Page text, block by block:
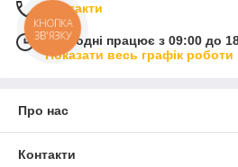
Контакти
Сьогодні працює з 09:00 до
Показати весь графік роботи
Про нас
Контакти
КНОПКА
ЗВ'ЯЗКУ